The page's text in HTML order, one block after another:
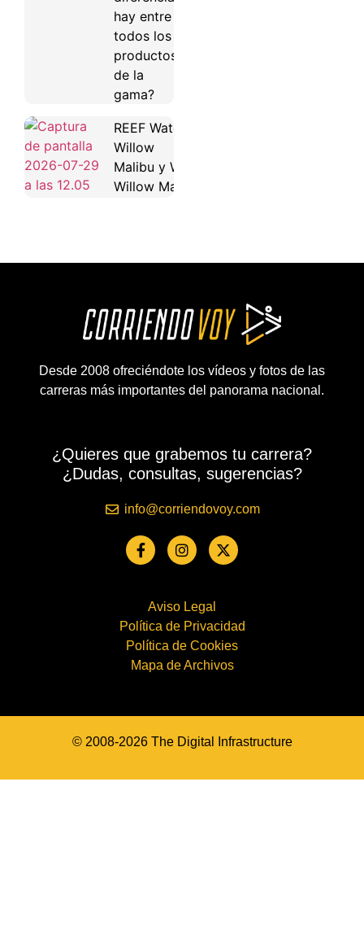
hay entre
todos los
productos
de la
gama?
REEF Water
Willow
Malibu y Water
Willow Maya
Desde 2008 ofreciéndote los vídeos y fotos de las
carreras más importantes del panorama nacional.
¿Quieres que grabemos tu carrera?
¿Dudas, consultas, sugerencias?
info@corriendovoy.com
Aviso Legal
Política de Privacidad
Política de Cookies
Mapa de Archivos
© 2008-2026 The Digital Infrastructure